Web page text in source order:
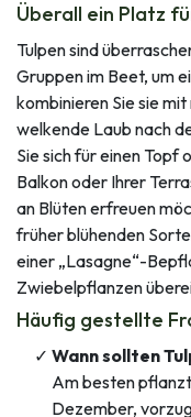
Überall ein Platz
Tulpen sind
Gruppen im Beet, um
kombinieren Sie sie
welkende Laub nach
Sie sich für einen Topf
Balkon oder Ihrer
an Blüten erfreuen
früher blühenden
einer „Lasagne“-
Zwiebelpflanzen
Häufig gestellte
Wann sollten
Am besten
Dezember,